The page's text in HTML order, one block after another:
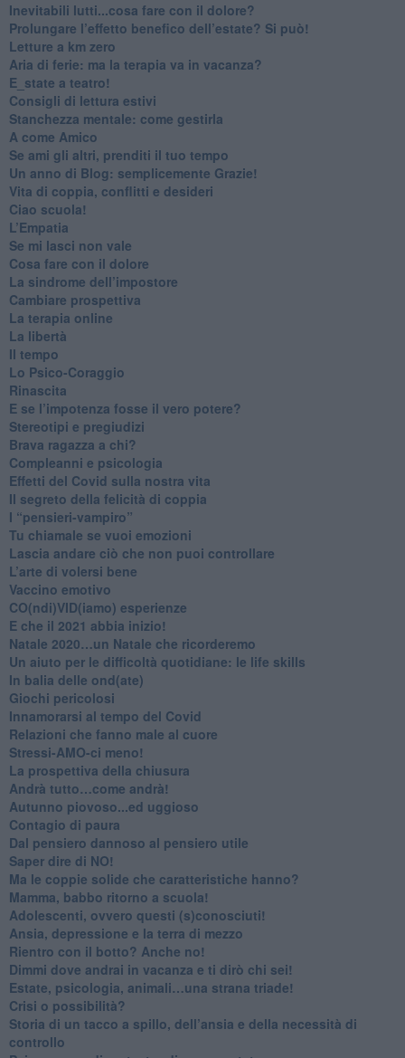
​Inevitabili lutti...cosa fare con il dolore?
Prolungare l’effetto benefico dell’estate? Si può!
​Letture a km zero
​Aria di ferie: ma la terapia va in vacanza?
​E_state a teatro!
​Consigli di lettura estivi
​Stanchezza mentale: come gestirla
​A come Amico
​Se ami gli altri, prenditi il tuo tempo
​Un anno di Blog: semplicemente Grazie!
​Vita di coppia, conflitti e desideri
​Ciao scuola!
​L’Empatia
​Se mi lasci non vale
Cosa fare con il dolore
​La sindrome dell’impostore
​Cambiare prospettiva
La terapia online
La libertà
​Il tempo
​Lo Psico-Coraggio
Rinascita
​E se l’impotenza fosse il vero potere?
Stereotipi e pregiudizi
​Brava ragazza a chi?
​Compleanni e psicologia
Effetti del Covid sulla nostra vita
Il segreto della felicità di coppia
​I “pensieri-vampiro”
​Tu chiamale se vuoi emozioni
​Lascia andare ciò che non puoi controllare
L’arte di volersi bene
​Vaccino emotivo
CO(ndi)VID(iamo) esperienze
​E che il 2021 abbia inizio!
​Natale 2020…un Natale che ricorderemo
Un aiuto per le difficoltà quotidiane: le life skills
​In balia delle ond(ate)
Giochi pericolosi
Innamorarsi al tempo del Covid
​Relazioni che fanno male al cuore
​Stressi-AMO-ci meno!
​La prospettiva della chiusura
​Andrà tutto…come andrà!
Autunno piovoso...ed uggioso
​Contagio di paura
​Dal pensiero dannoso al pensiero utile
​Saper dire di NO!
​Ma le coppie solide che caratteristiche hanno?
​Mamma, babbo ritorno a scuola!
Adolescenti, ovvero questi (s)conosciuti!
Ansia, depressione e la terra di mezzo
​Rientro con il botto? Anche no!
Dimmi dove andrai in vacanza e ti dirò chi sei!
​Estate, psicologia, animali…una strana triade!
​Crisi o possibilità?
​Storia di un tacco a spillo, dell’ansia e della necessità di
controllo